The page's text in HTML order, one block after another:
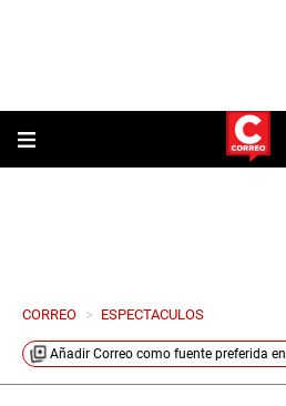
CORREO > ESPECTACULOS
Añadir Correo como fuente preferida en